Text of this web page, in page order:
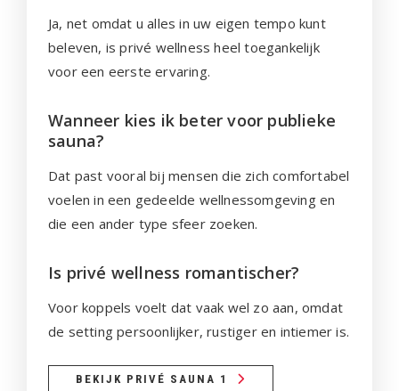
Ja, net omdat u alles in uw eigen tempo kunt
beleven, is privé wellness heel toegankelijk
voor een eerste ervaring.
Wanneer kies ik beter voor publieke
sauna?
Dat past vooral bij mensen die zich comfortabel
voelen in een gedeelde wellnessomgeving en
die een ander type sfeer zoeken.
Is privé wellness romantischer?
Voor koppels voelt dat vaak wel zo aan, omdat
de setting persoonlijker, rustiger en intiemer is.
BEKIJK PRIVÉ SAUNA 1